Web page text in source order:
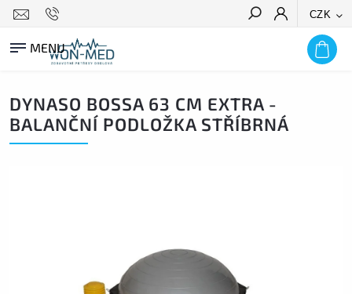
CZK
HLEDAT
DYNASO BOSSA 63 CM EXTRA -
BALANČNÍ PODLOŽKA STŘÍBRNÁ